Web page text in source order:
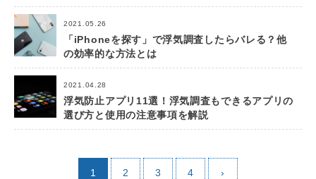
2021.05.26
「iPhoneを探す」で浮気調査したらバレる？他
の効率的な方法とは
2021.04.28
浮気防止アプリ11選！浮気調査もできるアプリの
選び方と使用の注意事項を解説
1 2 3 4 ›